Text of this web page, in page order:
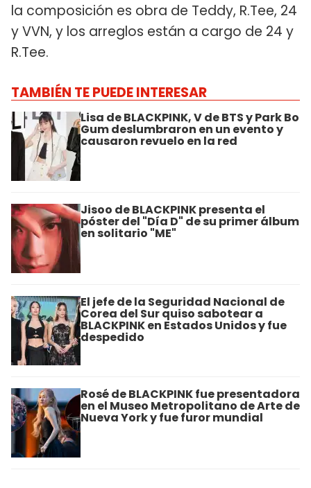
la composición es obra de Teddy, R.Tee, 24
y VVN, y los arreglos están a cargo de 24 y
R.Tee.
TAMBIÉN TE PUEDE INTERESAR
Lisa de BLACKPINK, V de BTS y Park Bo
Gum deslumbraron en un evento y
causaron revuelo en la red
Jisoo de BLACKPINK presenta el
póster del "Día D" de su primer álbum
en solitario "ME"
El jefe de la Seguridad Nacional de
Corea del Sur quiso sabotear a
BLACKPINK en Estados Unidos y fue
despedido
Rosé de BLACKPINK fue presentadora
en el Museo Metropolitano de Arte de
Nueva York y fue furor mundial